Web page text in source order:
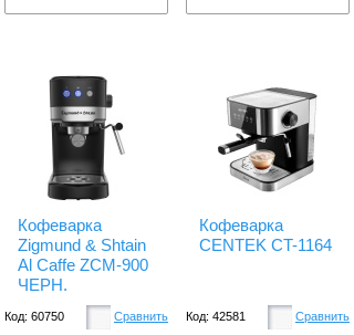
Кофеварка
Zigmund & Shtain
Al Caffe ZCM-900
ЧЕРН.
Код: 60750 Сравнить
Кофеварка
CENTEK CT-1164
Код: 42581 Сравнить